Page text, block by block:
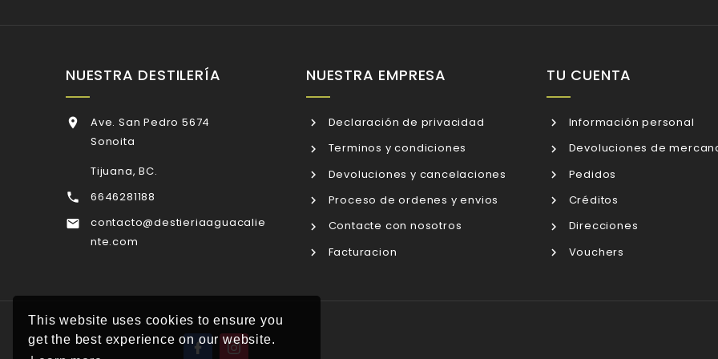
This website uses cookies to ensure you
get the best experience on our website.
NUESTRA DESTILERÍA

Ave. San Pedro 5674
Sonoita
Tijuana, BC.
 6646281188

contacto@destieriaaguacalie
nte.com
NUESTRA EMPRESA
Declaración de privacidad
Terminos y condiciones
Devoluciones y cancelaciones
Proceso de ordenes y envios
Contacte con nosotros
Facturacion
TU CUENTA
Información personal
Devoluciones de
Pedidos
Créditos
Direcciones
Vouchers